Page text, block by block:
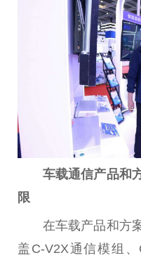
车载通信产品和
限
在车载产品和方
盖C-V2X通信模组